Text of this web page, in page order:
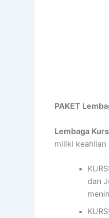
PAKET
Lembaga
miliki
dan